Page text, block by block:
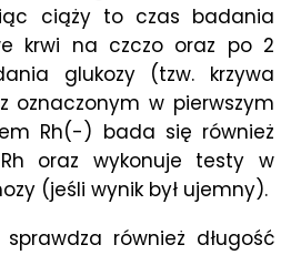
ciąży to czas badania
krwi na czczo oraz po 2
glukozy (tzw. krzywa
oznaczonym w pierwszym
Rh(-) bada się również
oraz wykonuje testy w
(jeśli wynik był ujemny).
również długość